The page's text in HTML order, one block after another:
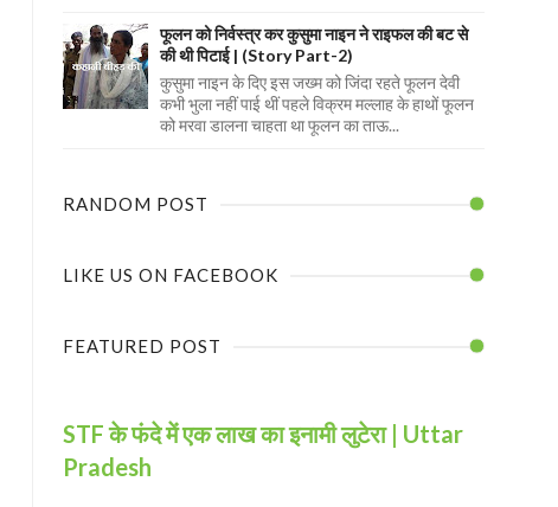
फूलन को निर्वस्त्र कर कुसुमा नाइन ने राइफल की बट से
की थी पिटाई | (Story Part-2)
कुसुमा नाइन के दिए इस जख्म को जिंदा रहते फूलन देवी
कभी भुला नहीं पाई थीं पहले विक्रम मल्लाह के हाथों फूलन
को मरवा डालना चाहता था फूलन का ताऊ...
RANDOM POST
LIKE US ON FACEBOOK
FEATURED POST
STF के फंदे में एक लाख का इनामी लुटेरा | Uttar
Pradesh